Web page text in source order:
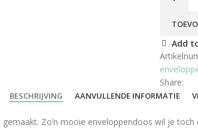
Add
Share:
BESCHRIJVING AANVULLENDE INFORMATIE
Zo’n mooie enveloppendoos wil je